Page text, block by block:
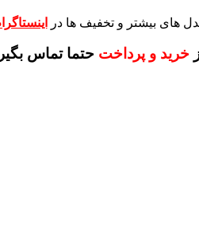
های بیشتر و تخفیف ها در
خرید و پرداختحتما تماس